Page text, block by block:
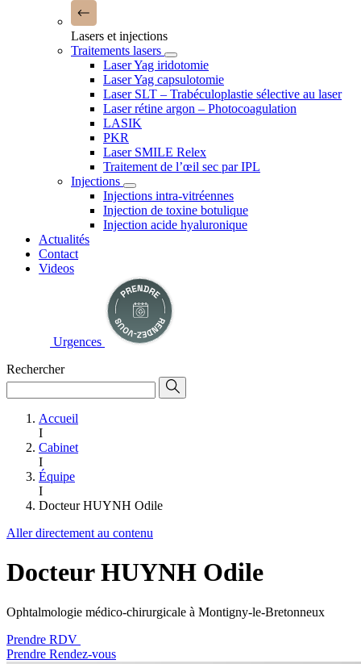
Lasers et injections
Traitements lasers
Laser Yag iridotomie
Laser Yag capsulotomie
Laser SLT – Trabéculoplastie sélective au laser
Laser rétine argon – Photocoagulation
LASIK
PKR
Laser SMILE Relex
Traitement de l’œil sec par IPL
Injections
Injections intra-vitréennes
Injection de toxine botulique
Injection acide hyaluronique
Actualités
Contact
Videos
Urgences
Rechercher
Accueil
I
Cabinet
I
Équipe
I
Docteur HUYNH Odile
Aller directement au contenu
Docteur HUYNH Odile
Ophtalmologie médico-chirurgicale à Montigny-le-Bretonneux
Prendre RDV
Prendre Rendez-vous